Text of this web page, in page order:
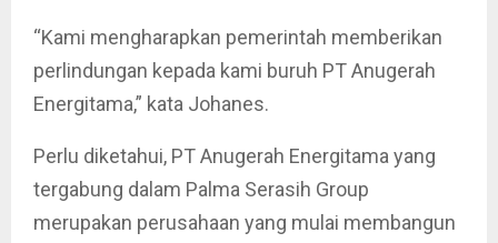
“Kami mengharapkan pemerintah memberikan
perlindungan kepada kami buruh PT Anugerah
Energitama,” kata Johanes.
Perlu diketahui, PT Anugerah Energitama yang
tergabung dalam Palma Serasih Group
merupakan perusahaan yang mulai membangun